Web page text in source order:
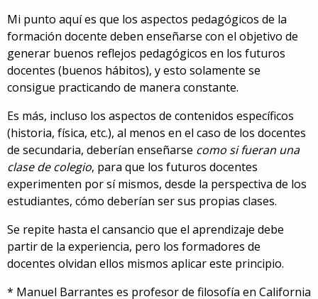
Mi punto aquí es que los aspectos pedagógicos de la
formación docente deben enseñarse con el objetivo de
generar buenos reflejos pedagógicos en los futuros
docentes (buenos hábitos), y esto solamente se
consigue practicando de manera constante.
Es más, incluso los aspectos de contenidos específicos
(historia, física, etc.), al menos en el caso de los docentes
de secundaria, deberían enseñarse como si fueran una
clase de colegio, para que los futuros docentes
experimenten por sí mismos, desde la perspectiva de los
estudiantes, cómo deberían ser sus propias clases.
Se repite hasta el cansancio que el aprendizaje debe
partir de la experiencia, pero los formadores de
docentes olvidan ellos mismos aplicar este principio.
* Manuel Barrantes es profesor de filosofía en California